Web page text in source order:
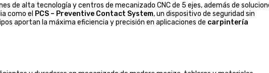
de alta tecnología y centros de mecanizado CNC de 5 ejes, además de
como el PCS – Preventive Contact System, un dispositivo de seguridad sin
aportan la máxima eficiencia y precisión en aplicaciones de carpintería